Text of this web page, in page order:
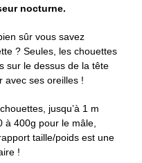
nocturne.
sûr vous savez
? Seules, les chouettes
sur le dessus de la tête
avec ses oreilles !
jusqu’à 1 m
à 400g pour le mâle,
taille/poids est une
!